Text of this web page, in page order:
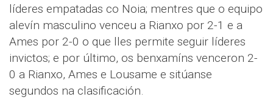
líderes empatadas co Noia; mentres que o equipo
alevín masculino venceu a Rianxo por 2-1 e a
Ames por 2-0 o que lles permite seguir líderes
invictos; e por último, os benxamíns venceron 2-
0 a Rianxo, Ames e Lousame e sitúanse
segundos na clasificación.